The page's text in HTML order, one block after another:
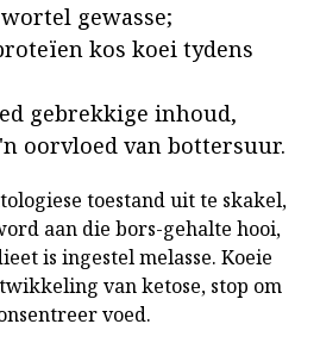
gewasse;
kos koei tydens
gebrekkige inhoud,
oorvloed van bottersuur.
toestand uit te skakel,
aan die bors-gehalte hooi,
is ingestel melasse. Koeie
van ketose, stop om
voed.